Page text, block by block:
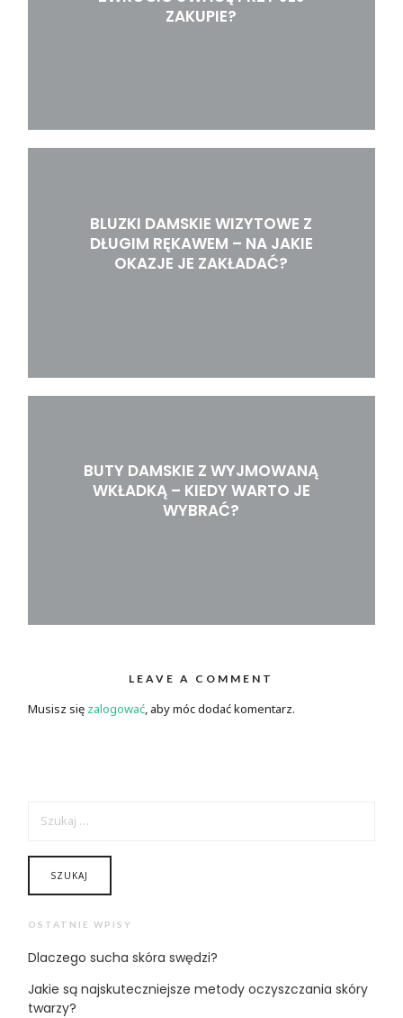
ZAKUPIE?
BLUZKI DAMSKIE WIZYTOWE Z
DŁUGIM RĘKAWEM – NA JAKIE
OKAZJE JE ZAKŁADAĆ?
BUTY DAMSKIE Z WYJMOWANĄ
WKŁADKĄ – KIEDY WARTO JE
WYBRAĆ?
LEAVE A COMMENT
Musisz się zalogować, aby móc dodać komentarz.
OSTATNIE WPISY
Dlaczego sucha skóra swędzi?
Jakie są najskuteczniejsze metody oczyszczania skóry
twarzy?